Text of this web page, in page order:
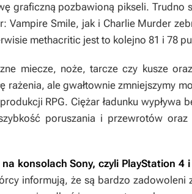
graficzną pozbawioną pikseli. Trudno
Vampire Smile, jak i Charlie Murder
methacritic jest to kolejno 81 i 78
miecze, noże, tarcze czy kusze
rażenia, ale gwałtownie zmniejszymy
RPG. Ciężar ładunku wypływa
poruszania i przewrotów oraz
konsolach Sony, czyli PlayStation 4
informują, że są bardzo zadowoleni